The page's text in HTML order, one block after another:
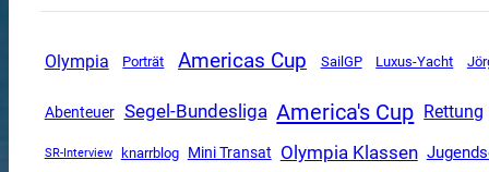
Olympia Porträt Americas Cup SailGP Luxus-Yacht
Abenteuer Segel-Bundesliga America's Cup Rettung
SR-Interview knarrblog Mini Transat Olympia Klassen